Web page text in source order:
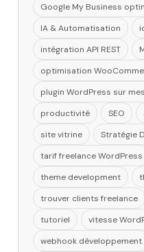
Google My Business
IA & Automatisation
intégration API REST
optimisation
plugin WordPress sur
productivité
SEO
site vitrine
Stratégie
tarif freelance WordPress
theme development
trouver clients freelance
tutoriel
vitesse
webhook développement